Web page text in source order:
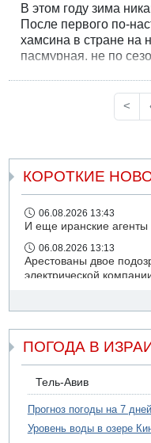
В этом году зима
После первого по-
хамсина в стране на
пасмурная, не по
<
КОРОТКИЕ
06.08.2026 13:43
И еще иранские агенты
06.08.2026 13:13
Арестованы двое
электрической
Возле Кирьят-Арбы
06.08.2026 12:06
США не будут давить
06.08.2026 11:41
Трое подростков
Взрыв в Северном Тель-
ПОГОДА В
Тель-Авив
Прогноз погоды на 7 дней
Уровень воды в озере